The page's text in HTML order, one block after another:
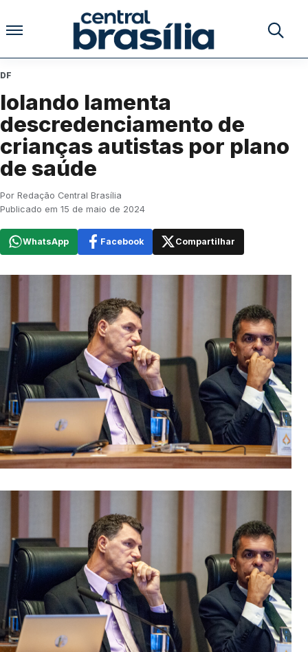
Pular para o conteúdo
Buscar
DF
Iolando lamenta
descredenciamento de
crianças autistas por plano
de saúde
Por Redação Central Brasília
Publicado em 15 de maio de 2024
WhatsApp Facebook Compartilhar